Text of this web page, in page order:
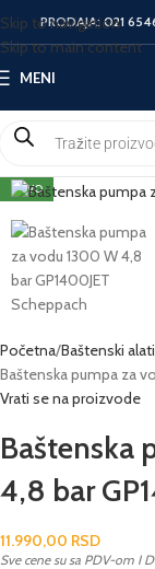
Skip to navigation
Skip to main content
PRODAJA:021
MENI
NOVO
Početna Baštenski alati
Baštenska pumpa za
Vrati se na proizvode
Baštenska
4,8 bar
11.990,00 RSD
Sve cene su sa PDV-om I